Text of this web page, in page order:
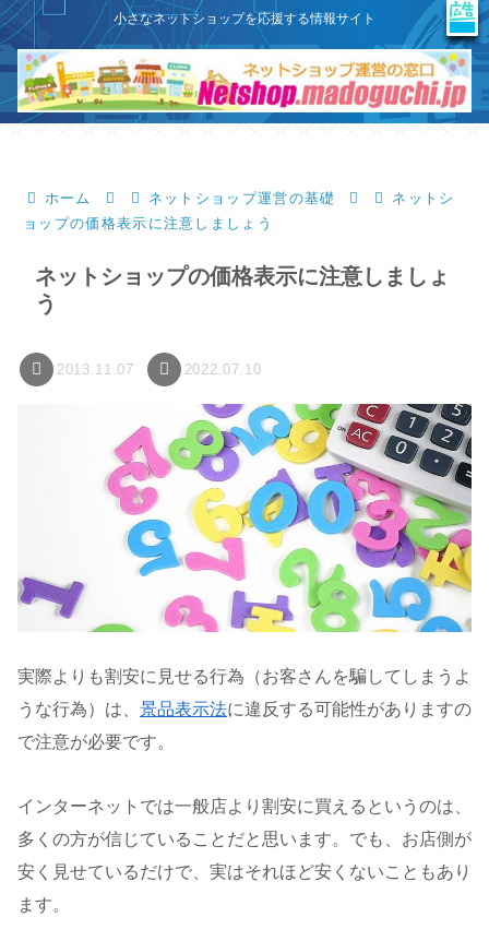
X
このサイトはプロモーションを含みます
小さなネットショップを応援する情報サイト
ホーム ネットショップ運営の基礎
ネットシ
ョップの価格表示に注意しましょう
ネットショップの価格表示に注意しましょ
う
2013.11.07 2022.07.10
実際よりも割安に見せる行為（お客さんを騙してしまうよ
うな行為）は、 景品表示法に違反する可能性がありますの
で注意が必要です。
インターネットでは一般店より割安に買えるというのは、
多くの方が信じていることだと思います。でも、お店側が
安く見せているだけで、実はそれほど安くないこともあり
ます。